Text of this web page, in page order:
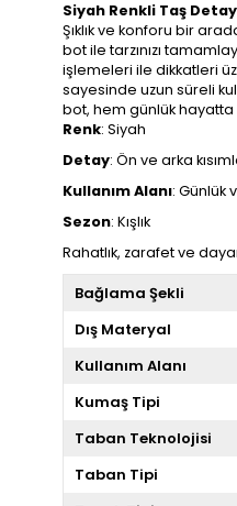
Siyah Renkli Taş
Şıklık ve konforu bir
bot ile tarzınızı
işlemeleri ile dikkatleri
sayesinde uzun süreli
bot, hem günlük
Renk: Siyah
Detay: Ön ve arka
Kullanım Alanı: Günlük
Sezon: Kışlık
Rahatlık, zarafet ve
Bağlama Şekli
Dış Materyal
Kullanım Alanı
Kumaş Tipi
Taban Teknolojisi
Taban Tipi